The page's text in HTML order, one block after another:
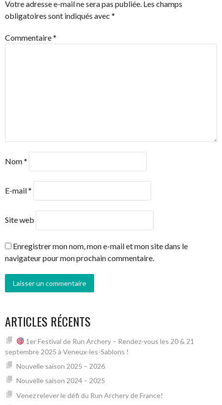
ARTICLES
Votre adresse e-mail ne sera pas publiée. Les champs
obligatoires sont indiqués avec *
Commentaire*
Nom*
E-mail*
Site web
Enregistrer mon nom, mon e-mail et mon site dans le
navigateur pour mon prochain commentaire.
ARTICLES RÉCENTS
1er Festival de Run Archery – Rendez-vous les 20 & 21
septembre 2025 à Veneux-les-Sablons !
Nouvelle saison 2025 – 2026
Nouvelle saison 2024 – 2025
Venez relever le défi du Run Archery de France!